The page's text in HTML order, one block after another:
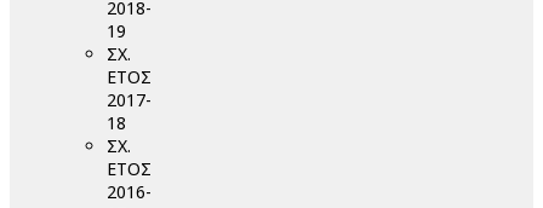
2018-
19
ΣΧ.
ΕΤΟΣ
2017-
18
ΣΧ.
ΕΤΟΣ
2016-